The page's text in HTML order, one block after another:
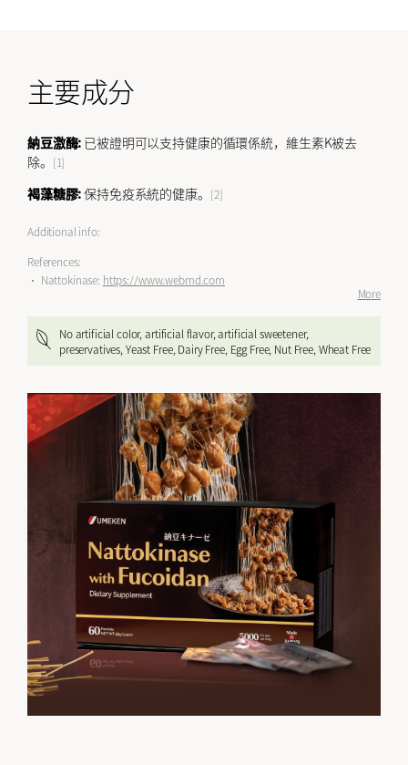
主要成分
納豆激酶: 已被證明可以支持健康的循環係統，維生素K被去
除。 [1]
褐藻糖膠:保持免疫系統的健康。 [2]
Additional info:
References:
• Nattokinase: https://www.webmd.com
More
No artificial color, artificial flavor, artificial sweetener,
preservatives, Yeast Free, Dairy Free, Egg Free, Nut Free, Wheat Free